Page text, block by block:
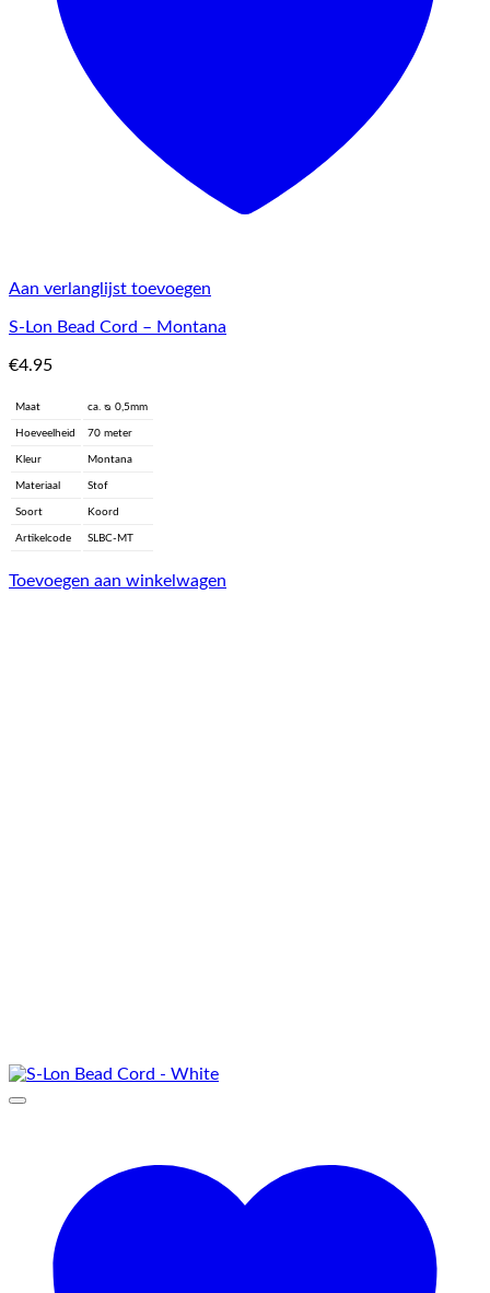
Aan verlanglijst toevoegen
S-Lon Bead Cord – Montana
€4.95
Maat ca. ᴓ 0,5mm
Hoeveelheid 70 meter
Kleur Montana
Materiaal Stof
Soort Koord
Artikelcode SLBC-MT
Toevoegen aan winkelwagen